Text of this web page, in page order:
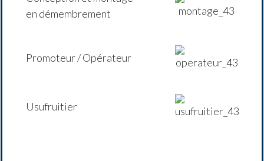
en démembrement
Promoteur / Opérateur
Usufruitier